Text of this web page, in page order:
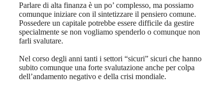
Parlare di alta finanza è un po’ complesso, ma possiamo
comunque iniziare con il sintetizzare il pensiero comune.
Possedere un capitale potrebbe essere difficile da gestire
specialmente se non vogliamo spenderlo o comunque non
farli svalutare.
Nel corso degli anni tanti i settori “sicuri” sicuri che hanno
subito comunque una forte svalutazione anche per colpa
dell’andamento negativo e della crisi mondiale.